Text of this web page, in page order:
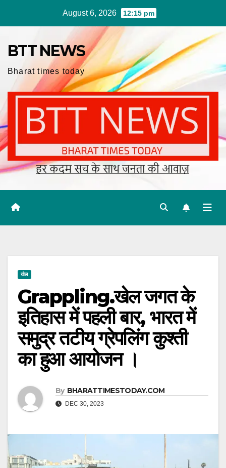
August 6, 2026 12:15 pm
BTT NEWS
Bharat times today
खेल
Grappling.खेल जगत के
इतिहास में पहली बार, भारत में
समुद्र तटीय ग्रेपलिंग कुश्ती
का हुआ आयोजन ।
By BHARATTIMESTODAY.COM
DEC 30, 2023